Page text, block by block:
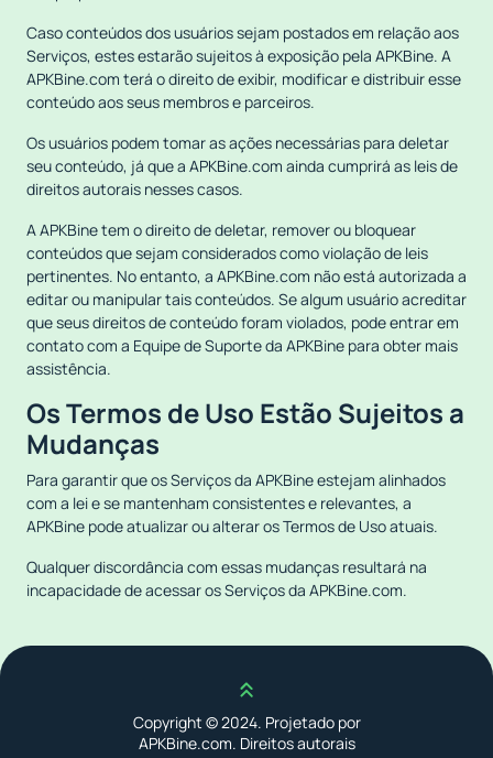
Caso conteúdos dos usuários sejam postados em relação aos
Serviços, estes estarão sujeitos à exposição pela APKBine. A
APKBine.com terá o direito de exibir, modificar e distribuir esse
conteúdo aos seus membros e parceiros.
Os usuários podem tomar as ações necessárias para deletar
seu conteúdo, já que a APKBine.com ainda cumprirá as leis de
direitos autorais nesses casos.
A APKBine tem o direito de deletar, remover ou bloquear
conteúdos que sejam considerados como violação de leis
pertinentes. No entanto, a APKBine.com não está autorizada a
editar ou manipular tais conteúdos. Se algum usuário acreditar
que seus direitos de conteúdo foram violados, pode entrar em
contato com a Equipe de Suporte da APKBine para obter mais
assistência.
Os Termos de Uso Estão Sujeitos a
Mudanças
Para garantir que os Serviços da APKBine estejam alinhados
com a lei e se mantenham consistentes e relevantes, a
APKBine pode atualizar ou alterar os Termos de Uso atuais.
Qualquer discordância com essas mudanças resultará na
incapacidade de acessar os Serviços da APKBine.com.
Scroll up
Copyright © 2024. Projetado por
APKBine.com. Direitos autorais